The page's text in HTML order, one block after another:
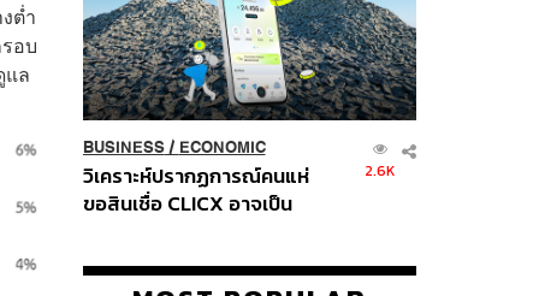
ต่ำ
อบ
แล
BUSINESS/ ECONOMIC
วิเคราะห์ปรากฏการณ์คนแห่
ขอสินเชื่อ CLICX อาจเป็น
ปัญหาหนี้ครัวเรือนไทยที่ถูกซุก
2.6K